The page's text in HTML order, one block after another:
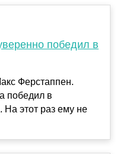
победил в
Ферстаппен.
победил в
На этот раз ему не